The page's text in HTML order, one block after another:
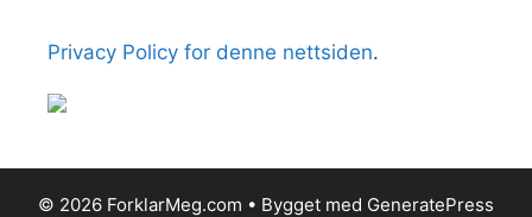
Privacy Policy for denne nettsiden.
© 2026 ForklarMeg.com • Bygget med GeneratePress